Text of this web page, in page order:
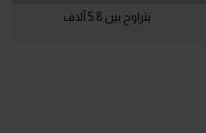
يتراوح بين 5:8 آلاف